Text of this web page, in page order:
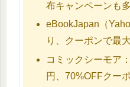
布キャンペーンも
eBookJapan（
り、クーポンで最
コミックシーモア
円、70%OFFクー